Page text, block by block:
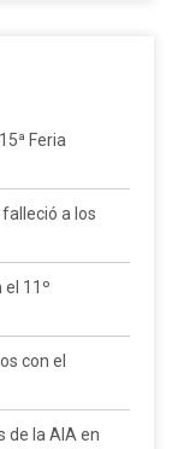
Feria
a los
el 11º
con el
de la AIA en